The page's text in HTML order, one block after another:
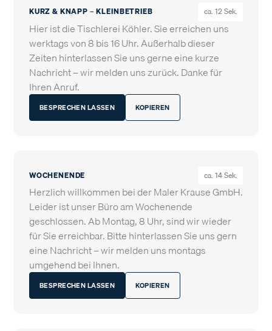
KURZ & KNAPP – KLEINBETRIEB ca. 12 Sek.
Hier ist die Tischlerei Köhler. Sie erreichen uns
werktags von 8 bis 16 Uhr. Außerhalb dieser
Zeiten hinterlassen Sie uns gerne eine kurze
Nachricht – wir melden uns zurück. Danke für
Ihren Anruf.
BESPRECHEN LASSEN KOPIEREN
WOCHENENDE ca. 14 Sek.
Herzlich willkommen bei der Maler Krause GmbH.
Leider ist unser Büro am Wochenende
geschlossen. Ab Montag, 8 Uhr, sind wir wieder
für Sie erreichbar. Bitte hinterlassen Sie uns gern
eine Nachricht – wir melden uns montags
umgehend bei Ihnen.
BESPRECHEN LASSEN KOPIEREN